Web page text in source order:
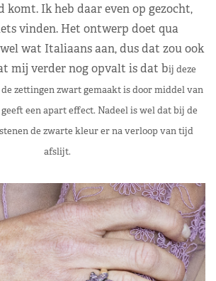
Ik heb daar even op gezocht,
vinden. Het ontwerp doet qua
wat Italiaans aan, dus dat zou ook
mij verder nog opvalt is dat bij deze
zettingen zwart gemaakt is door middel van
een apart effect. Nadeel is wel dat bij de
de zwarte kleur er na verloop van tijd
afslijt.